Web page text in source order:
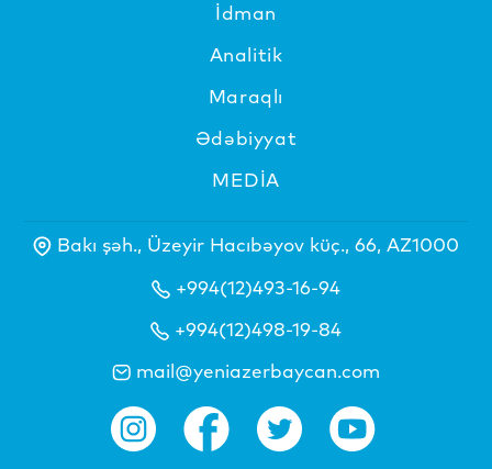
İdman
Analitik
Maraqlı
Ədəbiyyat
MEDİA
Bakı şəh., Üzeyir Hacıbəyov küç., 66, AZ1000
+994(12)493-16-94
+994(12)498-19-84
mail@yeniazerbaycan.com